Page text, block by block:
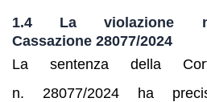
1.4 La violazione
Cassazione 28077/2024
La sentenza della
n. 28077/2024 ha